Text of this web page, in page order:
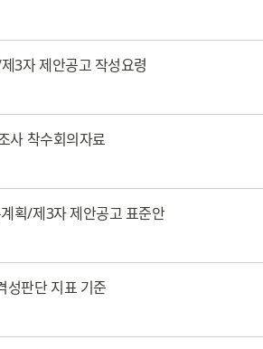
3자 제안공고 작성요령
사 착수회의자료
획/제3자 제안공고 표준안
성판단 지표 기준